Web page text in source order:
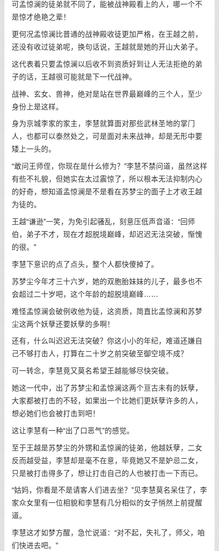
可孟惊澜的徒弟就不同了，能被战神殿看上的人，哪一个不
是惊才绝艳之辈！
更何况孟惊澜比普通的战神殿收徒更加严格，在王越之前，
还没有收过徒弟呢，换句话说，王越就是她的开山大弟子。
这代表着只要孟惊澜以后收不到资质好到让人无法拒绝的弟
子的话，王越很可能就是下一代战神。
战神、玄女、兽神，绝对是站在世界最巅峰的三个人，至少
身份上是这样。
身为京城李家的家主，李慧就算面对那些武林圣地的掌门
人，也都可以泰然处之，可是面对未来战神，却是无形中要
矮上一头的。
“敢问王师侄，你现在是什么修为？”李慧不禁问道，虽然这样
有些不礼貌，但她实在太过震惊了，所以根本无法抑制内心
的好奇，想知道孟惊澜是不是看在苏梦尘的面子上才收王越
为徒的。
王越“谦逊”一笑，为免引起骚乱，刻意压低声音道：“回师
伯，弟子不才，现在才超脱境巅峰，却迟迟无法突破，惭愧
的很。”
李慧下意识的点了点头，整个人都快傻掉了。
苏梦尘今年才三十六岁，她的双胞胎妹妹的儿子，最多也不
会超过二十岁吧，这个年龄的超脱境巅峰……
难怪孟惊澜会破例收他为徒，这资质，简直比孟惊澜和苏梦
尘这两个妖孽还要妖孽的多啊！
还有，什么叫迟迟无法突破？你这小小的年纪，难道还嫌自
己不够打击人，打算在二十岁之前突破至御空境不成？
可一转念，李慧竟又莫名希望王越能够尽快突破。
她这一代中，出了苏梦尘和孟惊澜这两个亘古未有的妖孽，
大家都被打击的不轻，如果出一个比她们更妖孽许多的人，
想必她们也会被打击到吧！
这让李慧有一种“出了口恶气”的感觉。
至于王越是苏梦尘的外甥和孟惊澜的徒弟，他越妖孽，二女
反而越受益，李慧却是毫不在意，毕竟她又不是妒忌二女，
只是被打击得多了，想让打击自己的人也被打击一下而已。
“姑妈，你看是不是请客人们进去坐？”见李慧莫名呆住了，李
家众女里有一位相貌和李慧有几分相似的女子悄然上前提醒
道。
李慧这才如梦方醒，急忙说道：“对不起，失礼了，师父，咱
们快进去吧。”